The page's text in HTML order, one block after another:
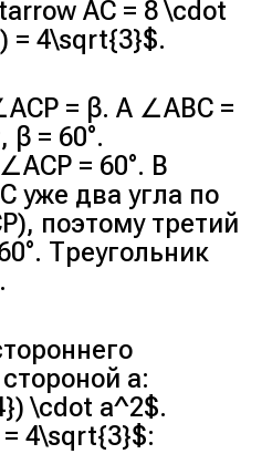
AC = 8 \cdot
= 4\sqrt{3}$.
= β. А ∠ABC =
β = 60°.
= 60°. В
уже два угла по
поэтому третий
Треугольник
a:
\cdot a^2$.
4\sqrt{3}$: